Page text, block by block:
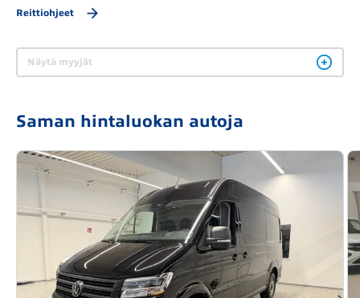
Reittiohjeet
Näytä myyjät
Saman hintaluokan autoja